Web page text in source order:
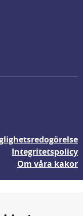
Integritetspolicy
Om våra kakor